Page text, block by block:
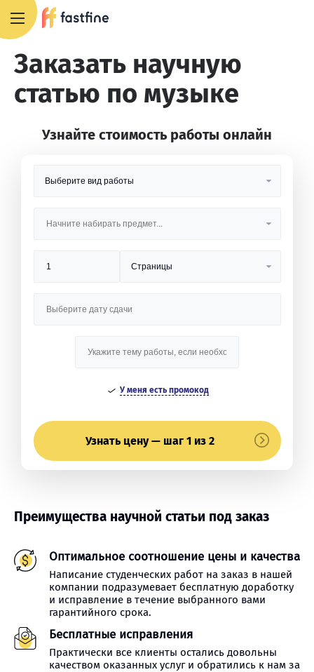
Заказать научную
статью по музыке
Узнайте стоимость работы онлайн
У меня есть промокод
Узнать цену — шаг 1 из 2
Преимущества научной статьи под заказ
Оптимальное соотношение цены и качества
Написание студенческих работ на заказ в нашей
компании подразумевает бесплатную доработку
и исправление в течение выбранного вами
гарантийного срока.
Бесплатные исправления
Практически все клиенты остались довольны
качеством оказанных услуг и обратились к нам за